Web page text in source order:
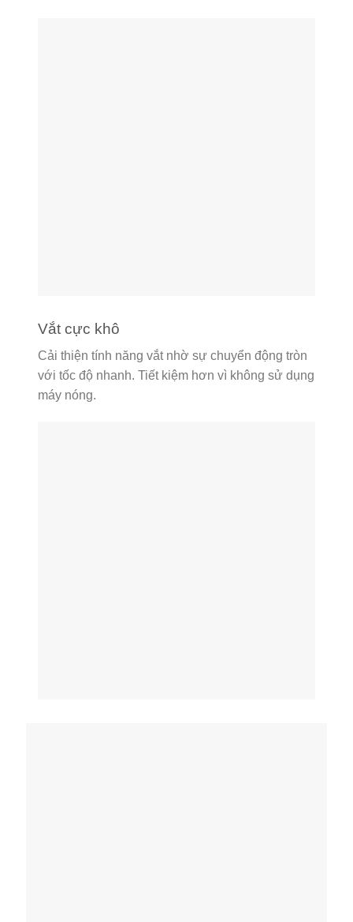
Vắt cực khô
Cải thiện tính năng vắt nhờ sự chuyển động tròn
với tốc độ nhanh. Tiết kiệm hơn vì không sử dụng
máy nóng.